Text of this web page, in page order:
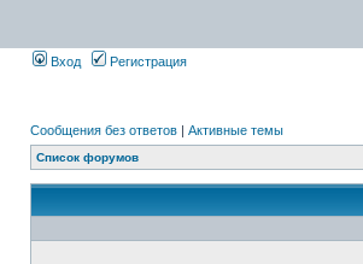
Вход Регистрация
Сообщения без ответов | Активные темы
Список форумов